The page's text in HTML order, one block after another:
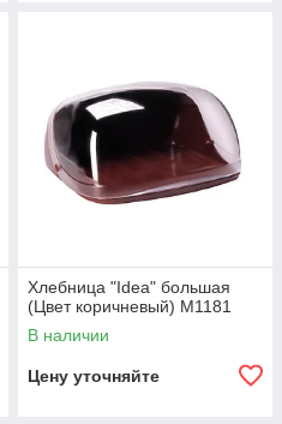
Хлебница "Idea" большая
(Цвет коричневый) М1181
В наличии
Цену уточняйте